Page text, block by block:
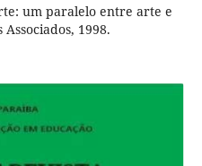
um paralelo entre arte e
1998.